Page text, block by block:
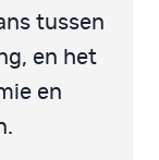
tussen
en het
en